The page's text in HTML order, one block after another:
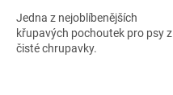
Jedna z nejoblíbenějších
křupavých pochoutek pro psy z
čisté chrupavky.